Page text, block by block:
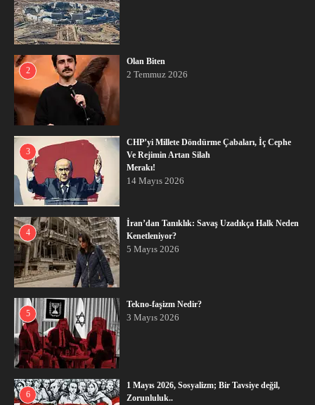
2
Olan Biten
2 Temmuz 2026
3
CHP’yi Millete Döndürme Çabaları, İç Cephe
Ve Rejimin Artan Silah
Merakı!
14 Mayıs 2026
4
İran’dan Tanıklık: Savaş Uzadıkça Halk Neden
Kenetleniyor?
5 Mayıs 2026
5
Tekno-faşizm Nedir?
3 Mayıs 2026
6
1 Mayıs 2026, Sosyalizm; Bir Tavsiye değil,
Zorunluluk..